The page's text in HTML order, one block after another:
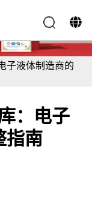
子液体制造商的
：电子
指南